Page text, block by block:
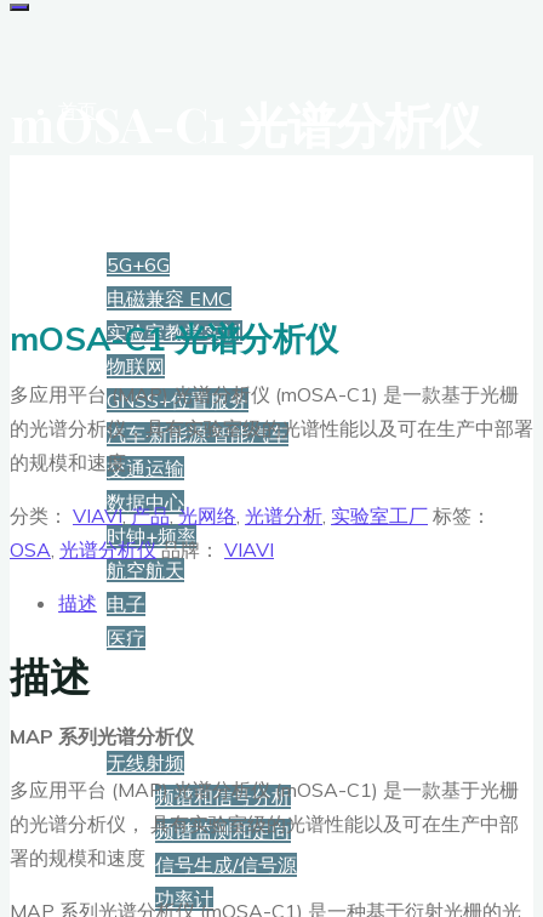
5G+6G
电磁兼容 EMC
实验室教学实训
物联网
GNSS+位置服务
汽车·新能源·智能汽车
交通运输
数据中心
时钟+频率
航空航天
电子
医疗
产品
无线射频
频谱和信号分析
频谱监测和定向
信号生成/信号源
功率计
mOSA-C1 光谱分析仪
多应用平台 (MAP) 光谱分析仪 (mOSA-C1) 是一款基于光栅
的光谱分析仪，具有实验室级的光谱性能以及可在生产中部署
的规模和速度。
分类： VIAVI,产品,光网络 光谱分析 实验室工厂 标签：
OSA 光谱分析仪 品牌： VIAVI
描述
描述
MAP 系列光谱分析仪
多应用平台 (MAP) 光谱分析仪 (mOSA-C1) 是一款基于光栅
的光谱分析仪， 具有实验室级的光谱性能以及可在生产中部
署的规模和速度
MAP 系列光谱分析仪 (mOSA-C1) 是一种基于衍射光栅的光